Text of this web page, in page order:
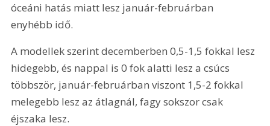
óceáni hatás miatt lesz január-februárban
enyhébb idő.
A modellek szerint decemberben 0,5-1,5 fokkal lesz
hidegebb, és nappal is 0 fok alatti lesz a csúcs
többször, január-februárban viszont 1,5-2 fokkal
melegebb lesz az átlagnál, fagy sokszor csak
éjszaka lesz.